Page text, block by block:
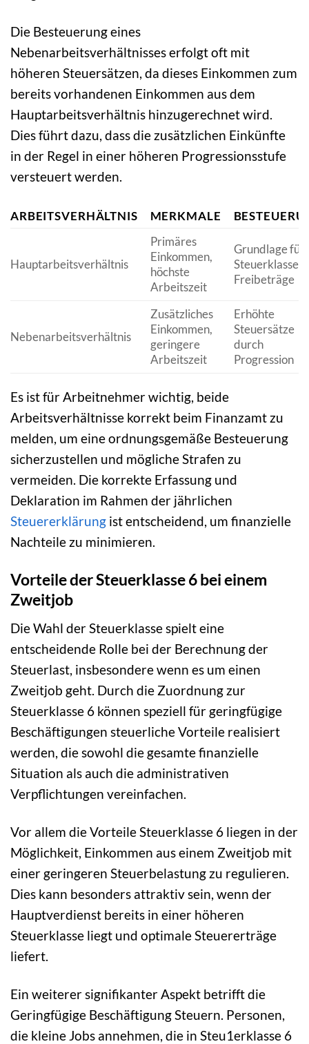
Die Besteuerung eines
Nebenarbeitsverhältnisses erfolgt oft mit
höheren Steuersätzen, da dieses Einkommen zum
bereits vorhandenen Einkommen aus dem
Hauptarbeitsverhältnis hinzugerechnet wird.
Dies führt dazu, dass die zusätzlichen Einkünfte
in der Regel in einer höheren Progressionsstufe
versteuert werden.
ARBEITSVERHÄLTNIS MERKMALE
Hauptarbeitsverhältnis
Primäres
Einkommen,
höchste
Arbeitszeit
Grundlage für
Steuerklasse
Freibeträge
Nebenarbeitsverhältnis
Zusätzliches
Einkommen,
geringere
Arbeitszeit
Erhöhte
Steuersätze
durch
Progression
Es ist für Arbeitnehmer wichtig, beide
Arbeitsverhältnisse korrekt beim Finanzamt zu
melden, um eine ordnungsgemäße Besteuerung
sicherzustellen und mögliche Strafen zu
vermeiden. Die korrekte Erfassung und
Deklaration im Rahmen der jährlichen
Steuererklärung ist entscheidend, um finanzielle
Nachteile zu minimieren.
Vorteile der Steuerklasse 6 bei einem
Zweitjob
Die Wahl der Steuerklasse spielt eine
entscheidende Rolle bei der Berechnung der
Steuerlast, insbesondere wenn es um einen
Zweitjob geht. Durch die Zuordnung zur
Steuerklasse 6 können speziell für geringfügige
Beschäftigungen steuerliche Vorteile realisiert
werden, die sowohl die gesamte finanzielle
Situation als auch die administrativen
Verpflichtungen vereinfachen.
Vor allem die Vorteile Steuerklasse 6 liegen in der
Möglichkeit, Einkommen aus einem Zweitjob mit
einer geringeren Steuerbelastung zu regulieren.
Dies kann besonders attraktiv sein, wenn der
Hauptverdienst bereits in einer höheren
Steuerklasse liegt und optimale Steuererträge
liefert.
Ein weiterer signifikanter Aspekt betrifft die
Geringfügige Beschäftigung Steuern. Personen,
die kleine Jobs annehmen, die in Steu1erklasse 6